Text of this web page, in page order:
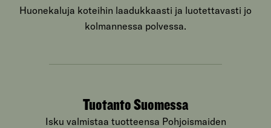
Huonekaluja koteihin laadukkaasti ja luotettavasti jo
kolmannessa polvessa.
Tuotanto Suomessa
Isku valmistaa tuotteensa Pohjoismaiden